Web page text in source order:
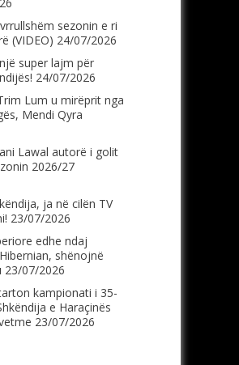
sezonin e ri
(VIDEO) 24/07/2026
super lajm për
24/07/2026
Lum u mirëprit nga
Mendi Qyra
Lawal autorë i golit
2026/27
ja në cilën TV
23/07/2026
edhe ndaj
shënojnë
23/07/2026
kampionati i 35-
e Haraçinës
23/07/2026